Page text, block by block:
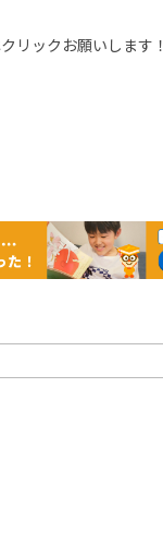
リックお願いします！